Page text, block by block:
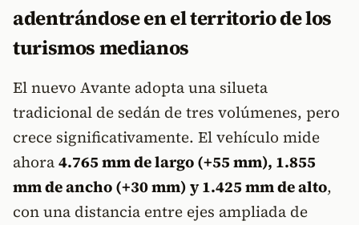
adentrándose en el territorio de los
turismos medianos
El nuevo Avante adopta una silueta
tradicional de sedán de tres volúmenes, pero
crece significativamente. El vehículo mide
ahora4.765 mm de largo (+55 mm), 1.855
mm de ancho (+30 mm) y 1.425 mm de alto,
con una distancia entre ejes ampliada de